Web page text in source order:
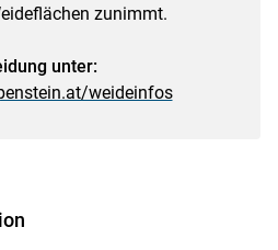
zunimmt.
unter:
weideinfos